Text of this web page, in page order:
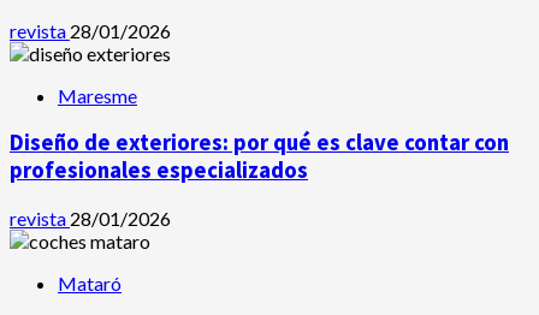
revista 28/01/2026
Maresme
Diseño de exteriores: por qué es clave contar con
profesionales especializados
revista 28/01/2026
Mataró